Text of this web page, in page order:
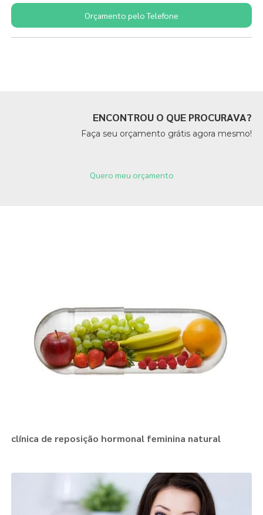
Orçamento pelo Telefone
ENCONTROU O QUE PROCURAVA?
Faça seu orçamento grátis agora mesmo!
Quero meu orçamento
clínica de reposição hormonal feminina natural